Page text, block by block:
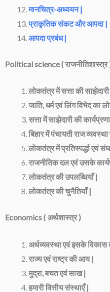
मानचित्र-अध्ययन |
प्राकृतिक संकट और आपदा |
आपदा प्रबंध |
Political science ( राजनीतिशास्त्र
लोकतंत्र में सत्ता की
जाति, धर्म एवं लिंग विभेद का
सत्ता में साझेदारी की
बिहार में पंचायती राज
लोकतंत्र में प्रतिस्पर्द्धा एवं
राजनीतिक दल एवं उसके
लोकतंत्र की उपलब्धियाँ |
लोकतंत्र की चुनैतियाँ |
Economics ( अर्थशास्त्र )
अर्थव्यवस्था एवं इसके विकास
राज्य एवं राष्ट्र की आय |
मुद्रा, बचत एवं साख |
हमारी वित्तीय संस्थाएँ |